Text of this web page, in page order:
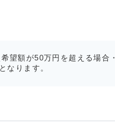
望額が50万円を超える場合・
なります。